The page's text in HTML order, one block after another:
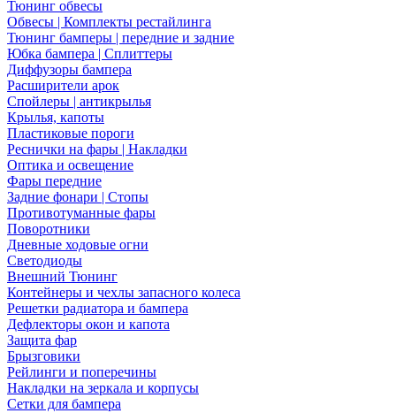
Тюнинг обвесы
Обвесы | Комплекты рестайлинга
Тюнинг бамперы | передние и задние
Юбка бампера | Сплиттеры
Диффузоры бампера
Расширители арок
Спойлеры | антикрылья
Крылья, капоты
Пластиковые пороги
Реснички на фары | Накладки
Оптика и освещение
Фары передние
Задние фонари | Стопы
Противотуманные фары
Поворотники
Дневные ходовые огни
Светодиоды
Внешний Тюнинг
Контейнеры и чехлы запасного колеса
Решетки радиатора и бампера
Дефлекторы окон и капота
Защита фар
Брызговики
Рейлинги и поперечины
Накладки на зеркала и корпусы
Сетки для бампера